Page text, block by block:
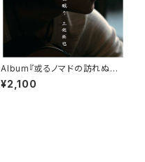
Album『或るノマドの訪れぬ眠
り』 [CD]
¥2,100